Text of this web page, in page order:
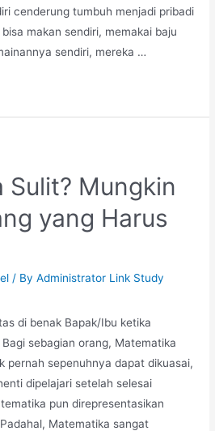
cenderung tumbuh menjadi pribadi
makan sendiri, memakai baju
sendiri, mereka …
Sulit? Mungkin
yang Harus
/ ByAdministrator Link Study
di benak Bapak/Ibu ketika
sebagian orang, Matematika
pernah sepenuhnya dapat dikuasai,
dipelajari setelah selesai
pun direpresentasikan
Matematika sangat